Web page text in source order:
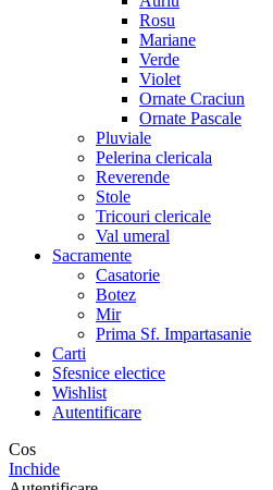
Rosu
Mariane
Verde
Violet
Ornate Craciun
Ornate Pascale
Pluviale
Pelerina clericala
Reverende
Stole
Tricouri clericale
Val umeral
Sacramente
Casatorie
Botez
Mir
Prima Sf. Impartasanie
Carti
Sfesnice electice
Wishlist
Autentificare
Cos
Inchide